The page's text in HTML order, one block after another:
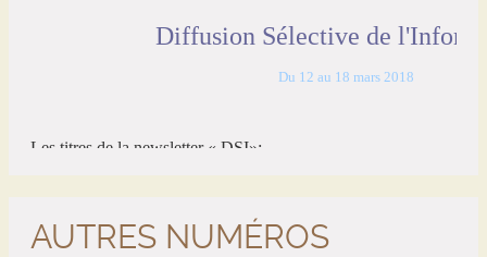
AUTRES NUMÉROS